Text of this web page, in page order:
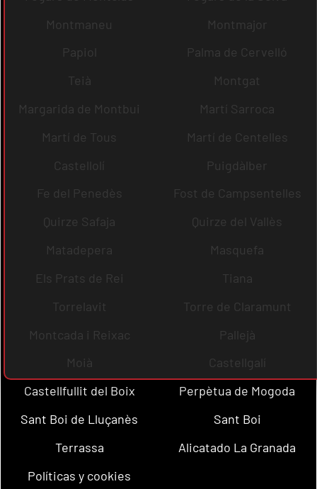
Montmaneu
Montmajor
Papiol
Palma de Cervelló
Teià
Montgat
Margarida de Montbui
Martí Sarroca
Martí de Tous
Martí de Centelles
Castellolí
Puigdàlber
Fe del Penedès
Fost de Campsentelles
Quirze Safaja
Quirze del Vallès
Matadepera
Masquefa
Els Prats de Rei
Tiana
Torrelavit
Torre de Claramunt
Montcada i Reixac
Pallejà
Moià
Castellgalí
Castellfullit del Boix
Perpètua de Mogoda
Sant Boi de Lluçanès
Sant Boi
Terrassa
Alicatado La Granada
Políticas y cookies